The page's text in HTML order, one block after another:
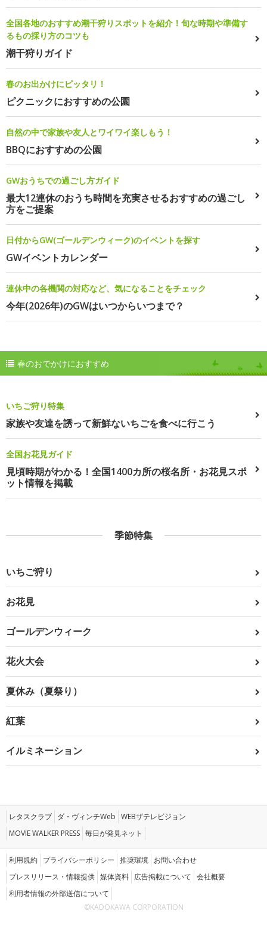
全国各地のおすすめ潮干狩りスポットを紹介！旬な時期や準備す
るもの採り方のコツも
潮干狩りガイド
春のお出かけにピッタリ！
ピクニックにおすすめの公園
自然の中で家族や友人とワイワイ楽しもう！
BBQにおすすめの公園
GWおうちでの過ごし方ガイド
最大12連休のおうち時間を充実させるおすすめの過ごし
方をご提案
日付からGW(ゴールデンウィーク)のイベントを探す
GWイベントカレンダー
連休中の各機関の対応など、気になることをチェック
今年(2026年)のGWはいつからいつまで？
春のおでかけにおすすめ
いちご狩り特集
家族や友達を誘って新鮮ないちごを食べに行こう
全国お花見ガイド
見頃時期がわかる！全国1400カ所の桜名所・お花見スポ
ット情報を掲載
季節特集
いちご狩り
お花見
ゴールデンウィーク
花火大会
夏休み（夏祭り）
紅葉
イルミネーション
レタスクラブ ダ・ヴィンチWeb WEBザテレビジョン
MOVIE WALKER PRESS 毎日が発見ネット
利用規約 プライバシーポリシー 推奨環境 お問い合わせ
プレスリリース・情報提供 媒体資料 広告掲載について 会社概要
利用者情報の外部送信について
©KADOKAWA CORPORATION